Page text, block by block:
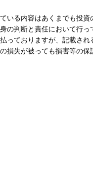
いる内容はあくまでも投
の判断と責任において行
っておりますが、記載さ
損失が被っても損害等の保